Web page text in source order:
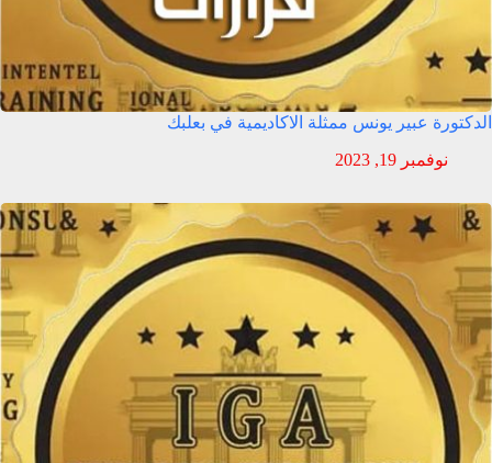
الدكتورة عبير يونس ممثلة الاكاديمية في بعلبك
نوفمبر 19, 2023